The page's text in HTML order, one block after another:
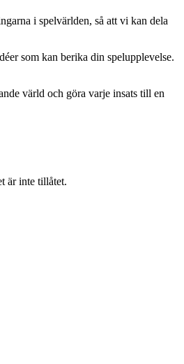
i spelvärlden, så att vi kan dela
som kan berika din spelupplevelse.
värld och göra varje insats till en
är inte tillåtet.